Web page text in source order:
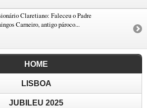
Claretiano: Faleceu o Padre
Carneiro, antigo pároco...
HOME
LISBOA
JUBILEU 2025